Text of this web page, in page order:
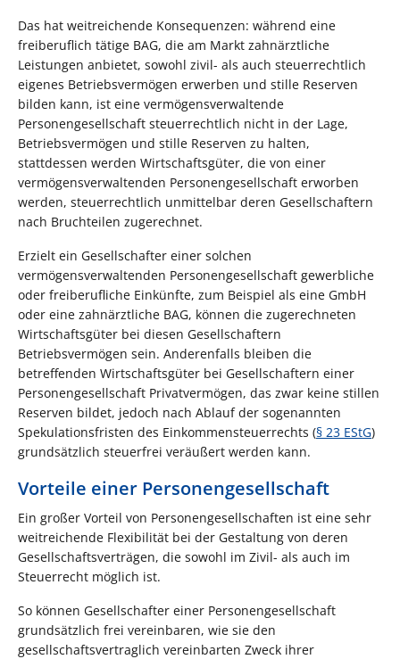
Das hat weitreichende Konsequenzen: während eine
freiberuflich tätige BAG, die am Markt zahnärztliche
Leistungen anbietet, sowohl zivil- als auch steuerrechtlich
eigenes Betriebsvermögen erwerben und stille Reserven
bilden kann, ist eine vermögensverwaltende
Personengesellschaft steuerrechtlich nicht in der Lage,
Betriebsvermögen und stille Reserven zu halten,
stattdessen werden Wirtschaftsgüter, die von einer
vermögensverwaltenden Personengesellschaft erworben
werden, steuerrechtlich unmittelbar deren Gesellschaftern
nach Bruchteilen zugerechnet.
Erzielt ein Gesellschafter einer solchen
vermögensverwaltenden Personengesellschaft gewerbliche
oder freiberufliche Einkünfte, zum Beispiel als eine GmbH
oder eine zahnärztliche BAG, können die zugerechneten
Wirtschaftsgüter bei diesen Gesellschaftern
Betriebsvermögen sein. Anderenfalls bleiben die
betreffenden Wirtschaftsgüter bei Gesellschaftern einer
Personengesellschaft Privatvermögen, das zwar keine stillen
Reserven bildet, jedoch nach Ablauf der sogenannten
Spekulationsfristen des Einkommensteuerrechts (§ 23 EStG)
grundsätzlich steuerfrei veräußert werden kann.
Vorteile einer Personengesellschaft
Ein großer Vorteil von Personengesellschaften ist eine sehr
weitreichende Flexibilität bei der Gestaltung von deren
Gesellschaftsverträgen, die sowohl im Zivil- als auch im
Steuerrecht möglich ist.
So können Gesellschafter einer Personengesellschaft
grundsätzlich frei vereinbaren, wie sie den
gesellschaftsvertraglich vereinbarten Zweck ihrer